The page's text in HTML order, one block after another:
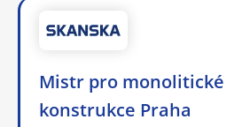
Mistr pro monolitické
konstrukce Praha